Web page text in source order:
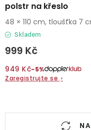
polstr na křeslo
Skladem
999 Kč
949 Kč−5%
Zaregistrujte se ›
48 × 110 cm, tloušťka 7
O